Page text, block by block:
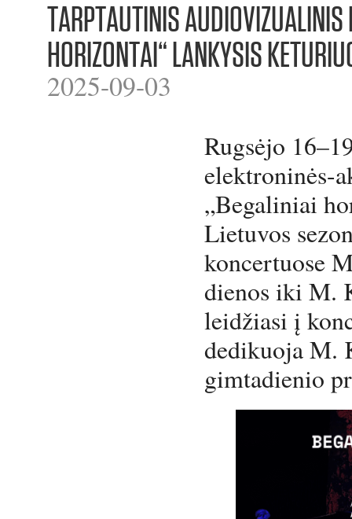
TARPTAUTINIS ​​AUDIOVIZUALINIS
HORIZONTAI“ LANKYSIS
2025-09-03
Rugsėjo
elektroninės-
„Begaliniai
Lietuvos
koncertuose
dienos iki M.
leidžiasi į
dedikuoja M.
gimtadienio